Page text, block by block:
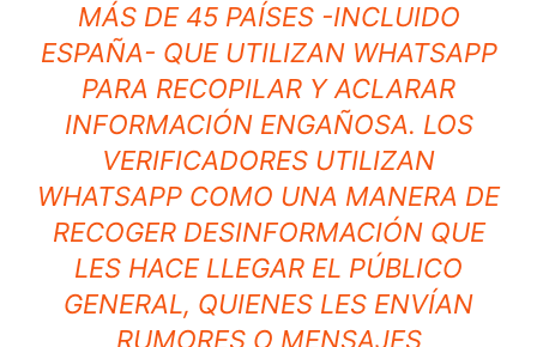
MÁS DE 45 PAÍSES -INCLUIDO
ESPAÑA- QUE UTILIZAN WHATSAPP
PARA RECOPILAR Y ACLARAR
INFORMACIÓN ENGAÑOSA. LOS
VERIFICADORES UTILIZAN
WHATSAPP COMO UNA MANERA DE
RECOGER DESINFORMACIÓN QUE
LES HACE LLEGAR EL PÚBLICO
GENERAL, QUIENES LES ENVÍAN
RUMORES O MENSAJES